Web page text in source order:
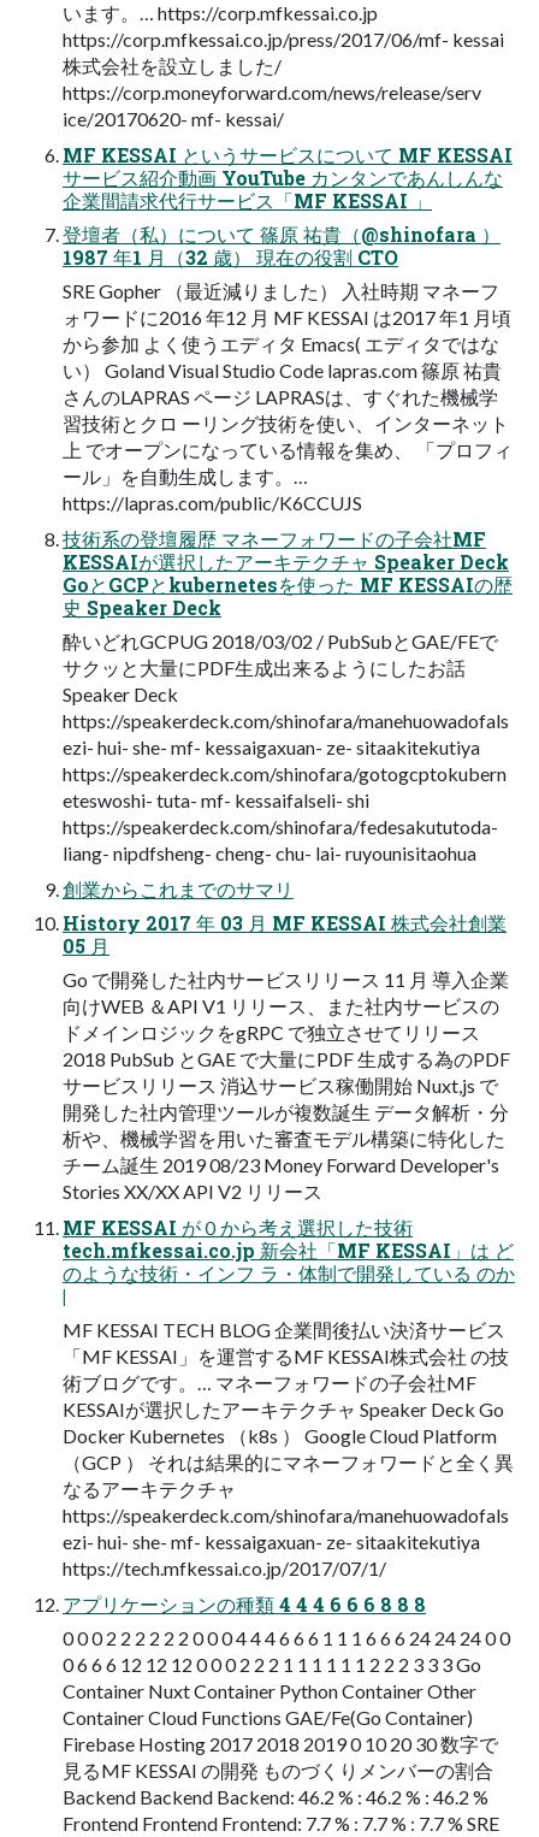
います。… https://corp.mfkessai.co.jp
https://corp.mfkessai.co.jp/press/2017/06/mf- kessai
株式会社を設立しました/
https://corp.moneyforward.com/news/release/serv
ice/20170620- mf- kessai/
MF KESSAI というサービスについて MF KESSAI
サービス紹介動画 YouTube カンタンであんしんな
企業間請求代行サービス「MF KESSAI 」
登壇者（私）について 篠原 祐貴（@shinofara ）
1987 年1 月（32 歳） 現在の役割 CTO
SRE Gopher （最近減りました） 入社時期 マネーフ
ォワードに2016 年12 月 MF KESSAI は2017 年1 月頃
から参加 よく使うエディタ Emacs( エディタではな
い） Goland Visual Studio Code lapras.com 篠原 祐貴
さんのLAPRAS ページ LAPRASは、すぐれた機械学
習技術とクロ ーリング技術を使い、インターネット
上 でオープンになっている情報を集め、 「プロフィ
ール」を自動生成します。…
https://lapras.com/public/K6CCUJS
技術系の登壇履歴 マネーフォワードの子会社MF
KESSAIが選択したアーキテクチャ Speaker Deck
GoとGCPとkubernetesを使った MF KESSAIの歴
史 Speaker Deck
酔いどれGCPUG 2018/03/02 / PubSubとGAE/FEで
サクッと大量にPDF生成出来るようにしたお話
Speaker Deck
https://speakerdeck.com/shinofara/manehuowadofals
ezi- hui- she- mf- kessaigaxuan- ze- sitaakitekutiya
https://speakerdeck.com/shinofara/gotogcptokubern
eteswoshi- tuta- mf- kessaifalseli- shi
https://speakerdeck.com/shinofara/fedesakututoda-
liang- nipdfsheng- cheng- chu- lai- ruyounisitaohua
創業からこれまでのサマリ
History 2017 年 03 月 MF KESSAI 株式会社創業
05 月
Go で開発した社内サービスリリース 11 月 導入企業
向けWEB ＆API V1 リリース、また社内サービスの
ドメインロジックをgRPC で独立させてリリース
2018 PubSub とGAE で大量にPDF 生成する為のPDF
サービスリリース 消込サービス稼働開始 Nuxt,js で
開発した社内管理ツールが複数誕生 データ解析・分
析や、機械学習を用いた審査モデル構築に特化した
チーム誕生 2019 08/23 Money Forward Developer's
Stories XX/XX API V2 リリース
MF KESSAI が０から考え選択した技術
tech.mfkessai.co.jp 新会社「MF KESSAI」は ど
のような技術・インフ ラ・体制で開発している のか
|
MF KESSAI TECH BLOG 企業間後払い決済サービス
「MF KESSAI」を運営するMF KESSAI株式会社 の技
術ブログです。… マネーフォワードの子会社MF
KESSAIが選択したアーキテクチャ Speaker Deck Go
Docker Kubernetes （k8s ） Google Cloud Platform
（GCP ） それは結果的にマネーフォワードと全く異
なるアーキテクチャ
https://speakerdeck.com/shinofara/manehuowadofals
ezi- hui- she- mf- kessaigaxuan- ze- sitaakitekutiya
https://tech.mfkessai.co.jp/2017/07/1/
アプリケーションの種類 4 4 4 6 6 6 8 8 8
0 0 0 2 2 2 2 2 2 0 0 0 4 4 4 6 6 6 1 1 1 6 6 6 24 24 24 0 0
0 6 6 6 12 12 12 0 0 0 2 2 2 1 1 1 1 1 1 2 2 2 3 3 3 Go
Container Nuxt Container Python Container Other
Container Cloud Functions GAE/Fe(Go Container)
Firebase Hosting 2017 2018 2019 0 10 20 30 数字で
見るMF KESSAI の開発 ものづくりメンバーの割合
Backend Backend Backend: 46.2 % : 46.2 % : 46.2 %
Frontend Frontend Frontend: 7.7 % : 7.7 % : 7.7 % SRE